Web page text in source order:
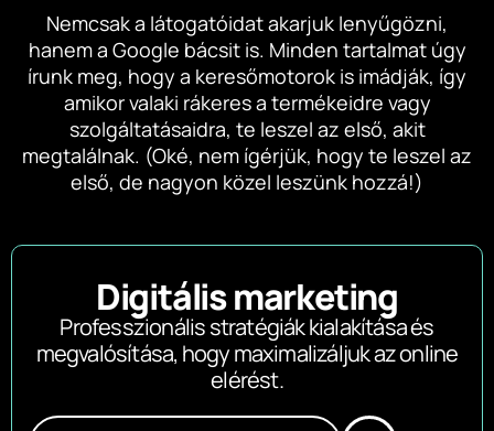
Nemcsak a látogatóidat akarjuk lenyűgözni,
hanem a Google bácsit is. Minden tartalmat úgy
írunk meg, hogy a keresőmotorok is imádják, így
amikor valaki rákeres a termékeidre vagy
szolgáltatásaidra, te leszel az első, akit
megtalálnak. (Oké, nem ígérjük, hogy te leszel az
első, de nagyon közel leszünk hozzá!)
Digitális marketing
Professzionális stratégiák kialakítása és
megvalósítása, hogy maximalizáljuk az online
elérést.